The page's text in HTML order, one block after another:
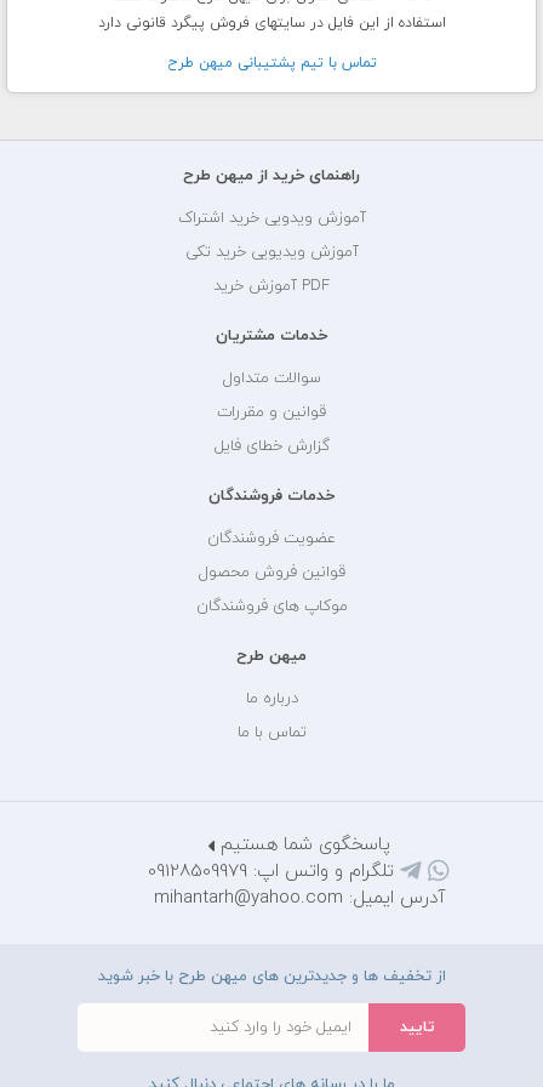
استفاده از این فایل در سایتهای فروش پیگرد قانونی دارد
تماس با تيم پشتيبانی ميهن طرح
راهنمای خرید از میهن طرح
آموزش ویدویی خرید اشتراک
آموزش ویدیویی خرید تکی
PDF آموزش خرید
خدمات مشتریان
سوالات متداول
قوانین و مقررات
گزارش خطای فایل
خدمات فروشندگان
عضویت فروشندگان
قوانین فروش محصول
موکاپ های فروشندگان
میهن طرح
درباره ما
تماس با ما
پاسخگوی شما هستیم
تلگرام و واتس اپ: 09128509979
آدرس ایمیل: mihantarh@yahoo.com
از تخفیف ها و جدیدترین های میهن طرح با خبر شوید